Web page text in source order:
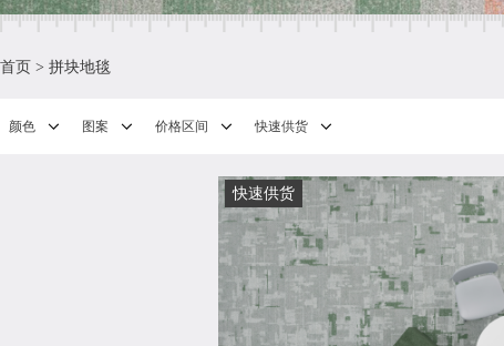
首页 > 拼块地毯
颜色 图案 价格区间 快速供货
快速供货